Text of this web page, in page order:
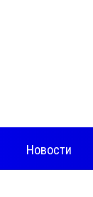
Новости